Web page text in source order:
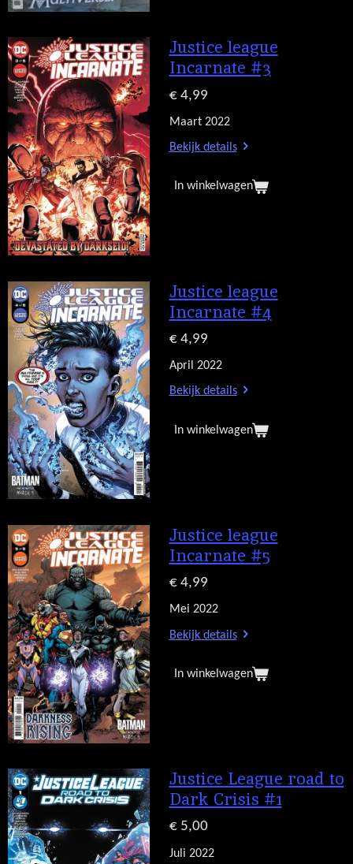
Justice league
Incarnate #3
€ 4,99
Maart 2022
Bekijk details
In winkelwagen
Justice league
Incarnate #4
€ 4,99
April 2022
Bekijk details
In winkelwagen
Justice league
Incarnate #5
€ 4,99
Mei 2022
Bekijk details
In winkelwagen
Justice League road to
Dark Crisis #1
€ 5,00
Juli 2022